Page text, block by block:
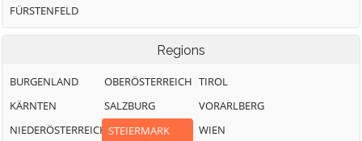
FÜRSTENFELD
Regions
BURGENLAND
KÄRNTEN
NIEDERÖSTERREICH
OBERÖSTERREICH
SALZBURG
STEIERMARK
TIROL
VORARLBERG
WIEN